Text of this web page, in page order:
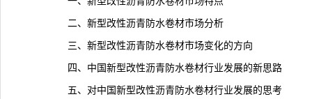
二、新型改性沥青防水卷材市场分析
三、新型改性沥青防水卷材市场变化的方向
四、中国新型改性沥青防水卷材行业发展的新思路
五、对中国新型改性沥青防水卷材行业发展的思考